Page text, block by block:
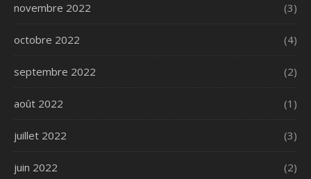
novembre 2022 (3)
octobre 2022 (4)
septembre 2022 (2)
août 2022 (1)
juillet 2022 (3)
juin 2022 (2)